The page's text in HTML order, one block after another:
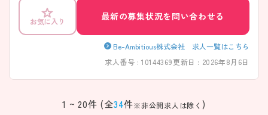
お気に入り 最新の募集状況を問い合わせる
Be-Ambitious株式会社 求人一覧はこちら
求人番号 : 10144369更新日 : 2026年8月6日
1 ~ 20件 (全34件※非公開求人は除く )